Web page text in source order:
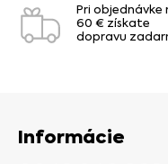
Pri objednávke
60 € získate
dopravu
Informácie